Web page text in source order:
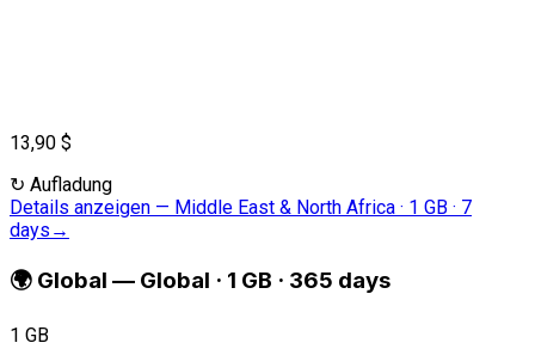
13,90 $
↻ Aufladung
Details anzeigen — Middle East & North Africa · 1 GB · 7
days →
🌍 Global — Global · 1 GB · 365 days
1 GB